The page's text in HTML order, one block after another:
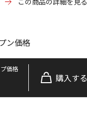
ン価格
価格
購入する